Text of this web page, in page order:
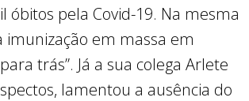
pela Covid-19. Na mesma
imunização em massa em
trás”. Já a sua colega Arlete
lamentou a ausência do